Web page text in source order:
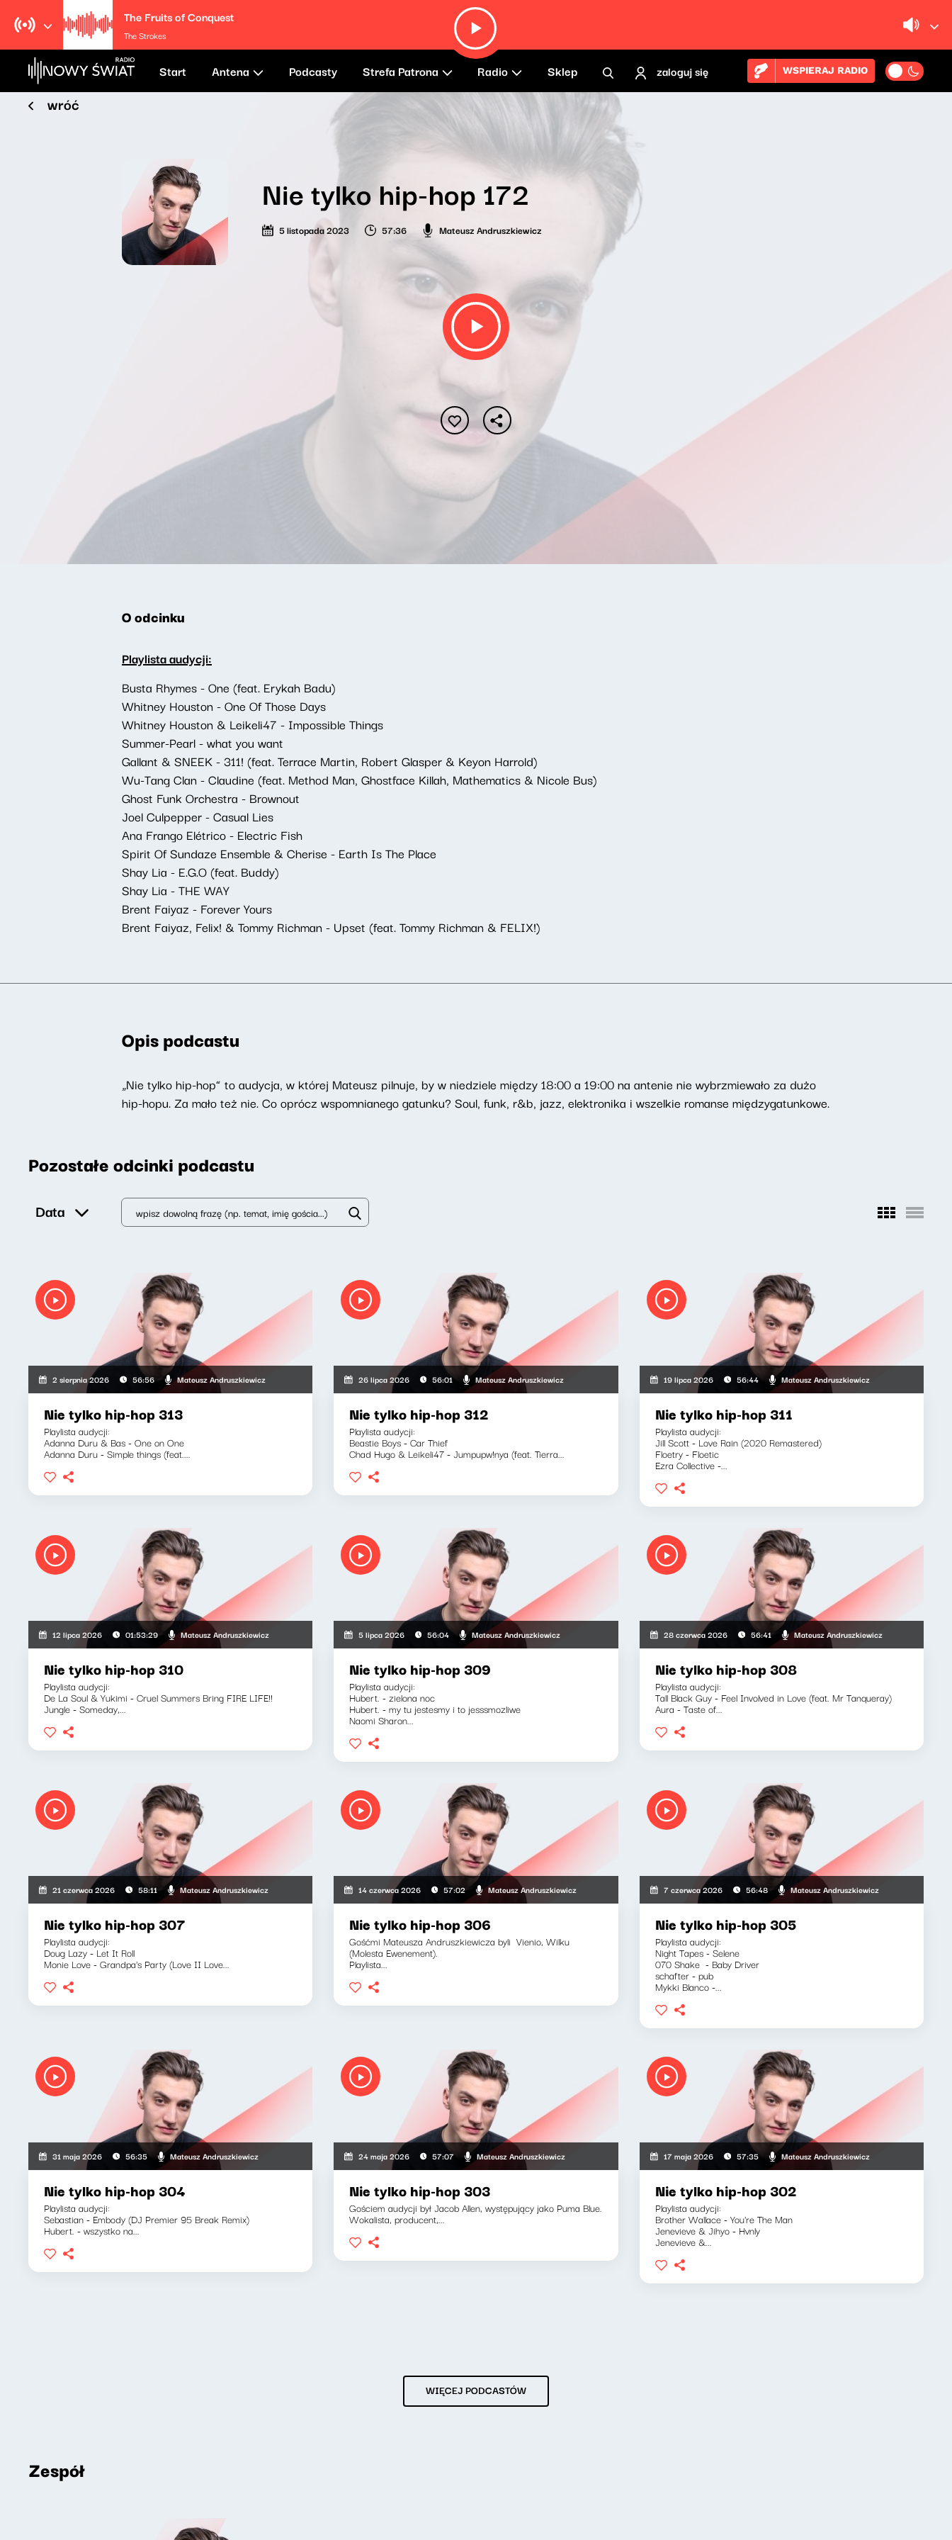
The Fruits of Conquest
The Strokes
Start Antena Podcasty Strefa Patrona Radio Sklep zaloguj się WSPIERAJ RADIO
wróć
Nie tylko hip-hop 172
5 listopada 2023 57:36 Mateusz Andruszkiewicz
O odcinku
Playlista audycji:
Busta Rhymes - One (feat. Erykah Badu)
Whitney Houston - One Of Those Days
Whitney Houston & Leikeli47 - Impossible Things
Summer-Pearl - what you want
Gallant & SNEEK - 311! (feat. Terrace Martin, Robert Glasper & Keyon Harrold)
Wu-Tang Clan - Claudine (feat. Method Man, Ghostface Killah, Mathematics & Nicole Bus)
Ghost Funk Orchestra - Brownout
Joel Culpepper - Casual Lies
Ana Frango Elétrico - Electric Fish
Spirit Of Sundaze Ensemble & Cherise - Earth Is The Place
Shay Lia - E.G.O (feat. Buddy)
Shay Lia - THE WAY
Brent Faiyaz - Forever Yours
Brent Faiyaz, Felix! & Tommy Richman - Upset (feat. Tommy Richman & FELIX!)
Opis podcastu
„Nie tylko hip-hop” to audycja, w której Mateusz pilnuje, by w niedziele między 18:00 a 19:00 na antenie nie wybrzmiewało za dużo
hip-hopu. Za mało też nie. Co oprócz wspomnianego gatunku? Soul, funk, r&b, jazz, elektronika i wszelkie romanse międzygatunkowe.
Pozostałe odcinki podcastu
Data
2 sierpnia 2026 56:56 Mateusz Andruszkiewicz
Nie tylko hip-hop 313
Playlista audycji:
Adanna Duru & Bas - One on One
Adanna Duru - Simple things (feat....
26 lipca 2026 56:01 Mateusz Andruszkiewicz
Nie tylko hip-hop 312
Playlista audycji:
Beastie Boys - Car Thief
Chad Hugo & Leikeli47 - Jumpupw!nya (feat. Tierra...
19 lipca 2026 56:44 Mateusz Andruszkiewicz
Nie tylko hip-hop 311
Playlista audycji:
Jill Scott - Love Rain (2020 Remastered)
Floetry - Floetic
Ezra Collective -...
12 lipca 2026 01:53:29 Mateusz Andruszkiewicz
Nie tylko hip-hop 310
Playlista audycji:
De La Soul & Yukimi - Cruel Summers Bring FIRE LIFE!!
Jungle - Someday,...
5 lipca 2026 56:04 Mateusz Andruszkiewicz
Nie tylko hip-hop 309
Playlista audycji:
Hubert. - zielona noc
Hubert. - my tu jestesmy i to jesssmozliwe
Naomi Sharon...
28 czerwca 2026 56:41 Mateusz Andruszkiewicz
Nie tylko hip-hop 308
Playlista audycji:
Tall Black Guy - Feel Involved in Love (feat. Mr Tanqueray)
Aura - Taste of...
21 czerwca 2026 58:11 Mateusz Andruszkiewicz
Nie tylko hip-hop 307
Playlista audycji:
Doug Lazy - Let It Roll
Monie Love - Grandpa's Party (Love II Love...
14 czerwca 2026 57:02 Mateusz Andruszkiewicz
Nie tylko hip-hop 306
Gośćmi Mateusza Andruszkiewicza byli Vienio, Wilku
(Molesta Ewenement).
Playlista...
7 czerwca 2026 56:48 Mateusz Andruszkiewicz
Nie tylko hip-hop 305
Playlista audycji:
Night Tapes - Selene
070 Shake - Baby Driver
schafter - pub
Mykki Blanco -...
31 maja 2026 56:35 Mateusz Andruszkiewicz
Nie tylko hip-hop 304
Playlista audycji:
Sebastian - Embody (DJ Premier 95 Break Remix)
Hubert. - wszystko na...
24 maja 2026 57:07 Mateusz Andruszkiewicz
Nie tylko hip-hop 303
Gościem audycji był Jacob Allen, występujący jako Puma Blue.
Wokalista, producent,...
17 maja 2026 57:35 Mateusz Andruszkiewicz
Nie tylko hip-hop 302
Playlista audycji:
Brother Wallace - You're The Man
Jenevieve & Jihyo - Hvnly
Jenevieve &...
WIĘCEJ PODCASTÓW
Zespół